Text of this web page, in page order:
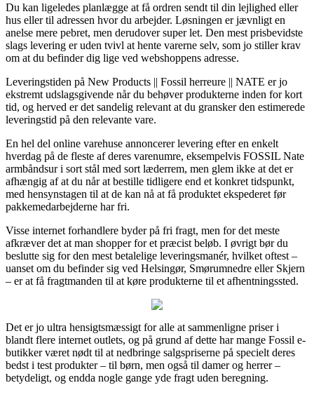
Du kan ligeledes planlægge at få ordren sendt til din lejlighed eller
hus eller til adressen hvor du arbejder. Løsningen er jævnligt en
anelse mere pebret, men derudover super let. Den mest prisbevidste
slags levering er uden tvivl at hente varerne selv, som jo stiller krav
om at du befinder dig lige ved webshoppens adresse.
Leveringstiden på New Products || Fossil herreure || NATE er jo
ekstremt udslagsgivende når du behøver produkterne inden for kort
tid, og herved er det sandelig relevant at du gransker den estimerede
leveringstid på den relevante vare.
En hel del online varehuse annoncerer levering efter en enkelt
hverdag på de fleste af deres varenumre, eksempelvis FOSSIL Nate
armbåndsur i sort stål med sort læderrem, men glem ikke at det er
afhængig af at du når at bestille tidligere end et konkret tidspunkt,
med hensynstagen til at de kan nå at få produktet ekspederet før
pakkemedarbejderne har fri.
Visse internet forhandlere byder på fri fragt, men for det meste
afkræver det at man shopper for et præcist beløb. I øvrigt bør du
beslutte sig for den mest betalelige leveringsmanér, hvilket oftest –
uanset om du befinder sig ved Helsingør, Smørumnedre eller Skjern
– er at få fragtmanden til at køre produkterne til et afhentningssted.
Det er jo ultra hensigtsmæssigt for alle at sammenligne priser i
blandt flere internet outlets, og på grund af dette har mange Fossil e-
butikker været nødt til at nedbringe salgspriserne på specielt deres
bedst i test produkter – til børn, men også til damer og herrer –
betydeligt, og endda nogle gange yde fragt uden beregning.